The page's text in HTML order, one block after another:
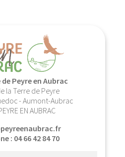
Peyre en Aubrac
la Terre de Peyre
- Aumont-Aubrac
EN AUBRAC
: 04 66 42 84 70